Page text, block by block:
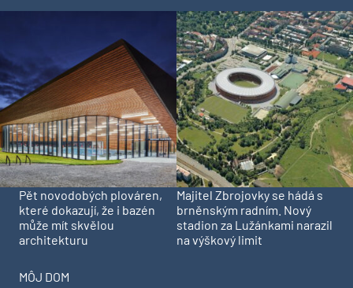
Pět novodobých plováren,
které dokazují, že i bazén
může mít skvělou
architekturu
Majitel Zbrojovky se hádá s
brněnským radním. Nový
stadion za Lužánkami narazil
na výškový limit
MÔJ DOM